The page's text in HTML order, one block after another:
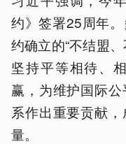
约》签署25周年
约确立的“不结盟
坚持平等相待、
赢，为维护国际
系作出重要贡献
量。